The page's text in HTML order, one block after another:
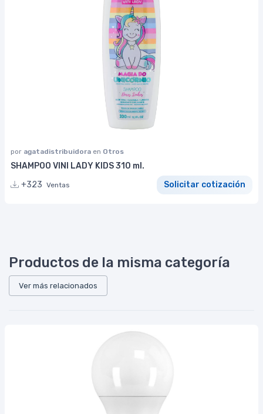
por agatadistribuidora en Otros
SHAMPOO VINI LADY KIDS 310 ml.
+323 Ventas Solicitar cotización
Productos de la misma categoría
Ver más relacionados